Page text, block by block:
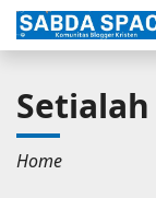
Setialah
Home